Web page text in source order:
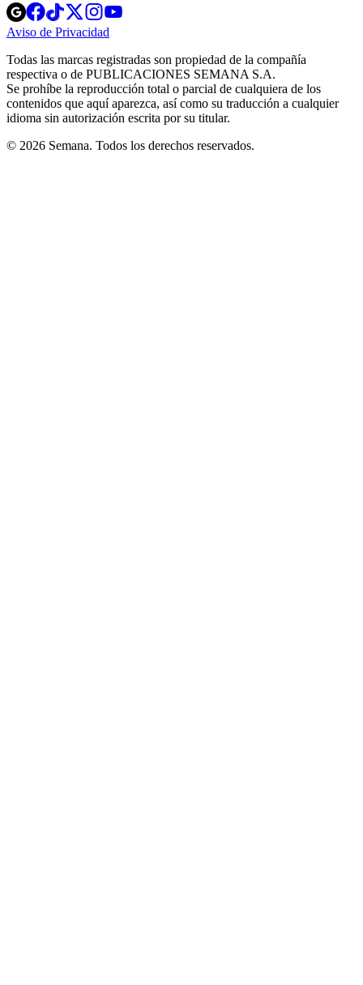
Opens
in
new
Opens
in
new
Opens
in
new
window
Opens
new
windowwindow
Aviso de Privacidad
new
window
Todas las marcas registradas son propiedad de la compañía
respectiva o de PUBLICACIONES SEMANA S.A.
Se prohíbe la reproducción total o parcial de cualquiera de los
contenidos que aquí aparezca, así como su traducción a cualquier
idioma sin autorización escrita por su titular.
© 2026 Semana. Todos los derechos reservados.